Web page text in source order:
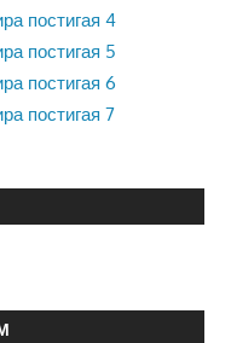
постигая 4
постигая 5
постигая 6
постигая 7